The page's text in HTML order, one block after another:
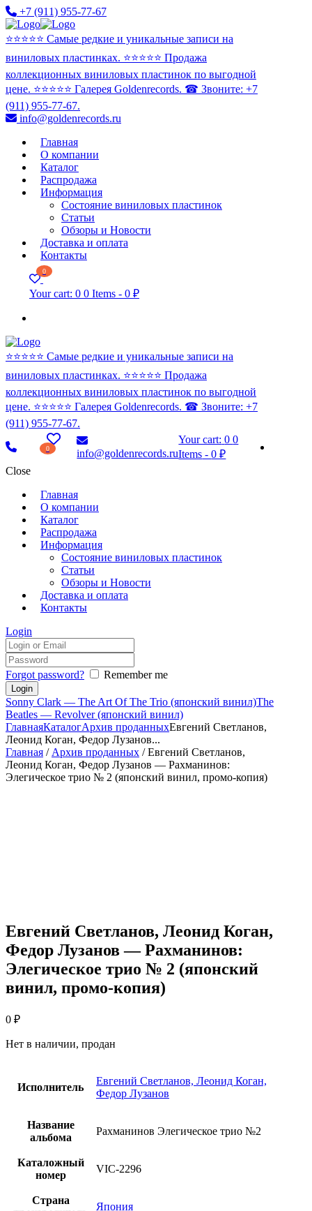
+7 (911) 955-77-67
⭐️⭐️⭐️⭐️⭐️ Самые редкие и уникальные записи на
виниловых пластинках. ⭐️⭐️⭐️⭐️⭐️ Продажа
коллекционных виниловых пластинок по выгодной
цене. ⭐️⭐️⭐️⭐️⭐️ Галерея Goldenrecords. ☎ Звоните: +7
(911) 955-77-67.
info@goldenrecords.ru
Главная
О компании
Каталог
Распродажа
Информация
Состояние виниловых пластинок
Статьи
Обзоры и Новости
Доставка и оплата
Контакты
0
Your cart: 0 0 Items - 0 ₽
⭐️⭐️⭐️⭐️⭐️ Самые редкие и уникальные записи на
виниловых пластинках. ⭐️⭐️⭐️⭐️⭐️ Продажа
коллекционных виниловых пластинок по выгодной
цене. ⭐️⭐️⭐️⭐️⭐️ Галерея Goldenrecords. ☎ Звоните: +7
(911) 955-77-67.
0 info@goldenrecords.ru
Your cart: 00
Items -0 ₽
Close
Главная
О компании
Каталог
Распродажа
Информация
Состояние виниловых пластинок
Статьи
Обзоры и Новости
Доставка и оплата
Контакты
Login
Forgot password? Remember me
Sonny Clark — The Art Of The Trio (японский винил)The
Beatles — Revolver (японский винил)
ГлавнаяКаталогАрхив проданныхЕвгений Светланов,
Леонид Коган, Федор Лузанов...
Главная / Архив проданных / Евгений Светланов,
Леонид Коган, Федор Лузанов — Рахманинов:
Элегическое трио № 2 (японский винил, промо-копия)
Евгений Светланов, Леонид Коган,
Федор Лузанов — Рахманинов:
Элегическое трио № 2 (японский
винил, промо-копия)
0 ₽
Нет в наличии, продан
Исполнитель
Евгений Светланов, Леонид Коган,
Федор Лузанов
Название
альбома
Рахманинов Элегическое трио №2
Каталожный
номер
VIC-2296
Страна
Япония